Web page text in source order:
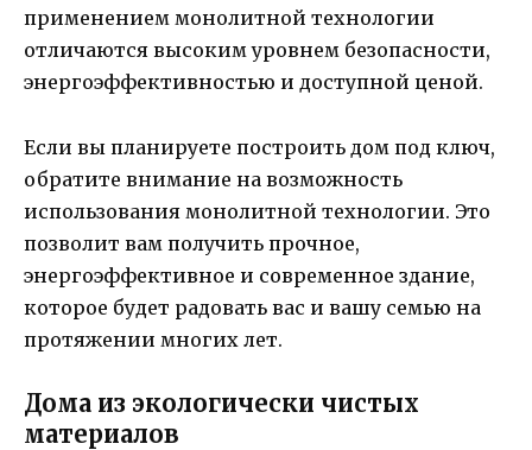
применением монолитной технологии
отличаются высоким уровнем безопасности,
энергоэффективностью и доступной ценой.
Если вы планируете построить дом под ключ,
обратите внимание на возможность
использования монолитной технологии. Это
позволит вам получить прочное,
энергоэффективное и современное здание,
которое будет радовать вас и вашу семью на
протяжении многих лет.
Дома из экологически чистых
материалов